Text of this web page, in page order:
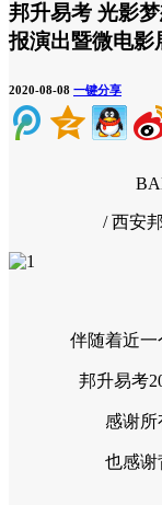
邦升易考 光影
报演出暨微电影
2020-08-08 一键分享
/ 西安
伴随着近一
邦升易考
感谢所
也感谢